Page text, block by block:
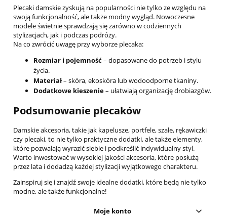
Plecaki damskie zyskują na popularności nie tylko ze względu na
swoją funkcjonalność, ale także modny wygląd. Nowoczesne
modele świetnie sprawdzają się zarówno w codziennych
stylizacjach, jak i podczas podróży.
Na co zwrócić uwagę przy wyborze plecaka:
Rozmiar i pojemność– dopasowane do potrzeb i stylu
życia.
Materiał– skóra, ekoskóra lub wodoodporne tkaniny.
Dodatkowe kieszenie– ułatwiają organizację drobiazgów.
Podsumowanie plecaków
Damskie akcesoria, takie jak kapelusze, portfele, szale, rękawiczki
czy plecaki, to nie tylko praktyczne dodatki, ale także elementy,
które pozwalają wyrazić siebie i podkreślić indywidualny styl.
Warto inwestować w wysokiej jakości akcesoria, które posłużą
przez lata i dodadzą każdej stylizacji wyjątkowego charakteru.
Zainspiruj się i znajdź swoje idealne dodatki, które będą nie tylko
modne, ale także funkcjonalne!
Moje konto